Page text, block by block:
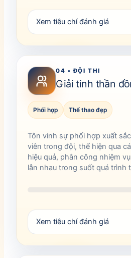
Xem tiêu chí đánh giá
04 • ĐỘI THI
Giải tinh thần
Phối hợp Thể thao đẹp
Tôn vinh sự phối hợp xuất
viên trong đội, thể hiện qua
hiệu quả, phân công nhiệm
lẫn nhau trong suốt quá trình
Xem tiêu chí đánh giá